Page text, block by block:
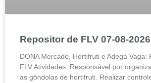
Repositor de FLV 07-08-2026
DONA Mercado, Hortifruti e Adega Vaga:
FLV Atividades: Responsável por
as gôndolas de hortifruti. Realizar